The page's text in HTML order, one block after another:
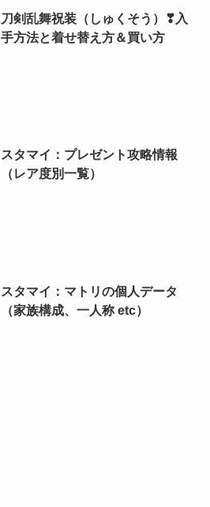
刀剣乱舞祝装（しゅくそう）❣入
手方法と着せ替え方＆買い方
スタマイ：プレゼント攻略情報
（レア度別一覧）
スタマイ：マトリの個人データ
（家族構成、一人称 etc）